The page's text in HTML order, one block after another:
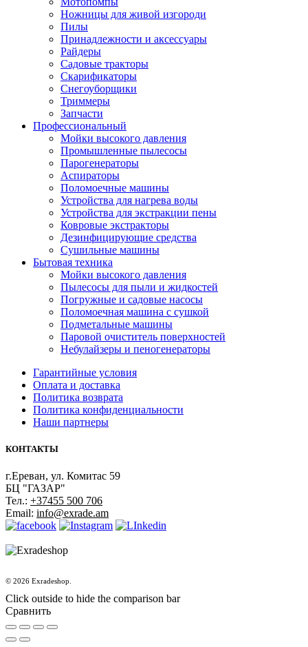
Ножницы для живой изгороди
Пилы
Принадлежности и аксессуары
Райдеры
Садовые тракторы
Скарификаторы
Снегоуборщики
Триммеры
Запчасти
Профессиональный
Мойки высокого давления
Промышленные пылесосы
Парогенераторы
Аспираторы
Поломоечные машины
Устройства для нагрева воды
Устройства для экстракции пены
Ковровые экстракторы
Дезинфицирующие средства
Сушильные машины
Бытовая техника
Мойки высокого давления
Пылесосы для пыли и жидкостей
Погружные и садовые насосы
Поломоечная машина с сушкой
Подметальные машины
Паровой очиститель поверхностей
Небулайзеры и пеногенераторы
Гарантийные условия
Оплата и доставка
Политика возврата
Политика конфиденциальности
Наши партнеры
КОНТАКТЫ
г.Ереван, ул. Комитас 59
БЦ "ГАЗАР"
Тел.: +37455 500 706
Email: info@exrade.am
© 2026 Exradeshop.
Click outside to hide the comparison bar
Сравнить